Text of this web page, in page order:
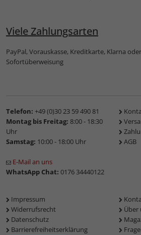
Viele Zahlungsarten
PayPal, Vorauskasse, Kreditkarte, Klarna oder
Sofortüberweisung
Telefon: +49 (0)30 23 59 490 81
Montag bis Freitag: 8:00 - 18:30
Uhr
Samstag: 10:00 - 18:00 Uhr
E-Mail an uns
WhatsApp Chat: 0176 34440122
AGB
Impressum
Widerrufsrecht
Datenschutz
Barrierefreiheitserklärung
Über